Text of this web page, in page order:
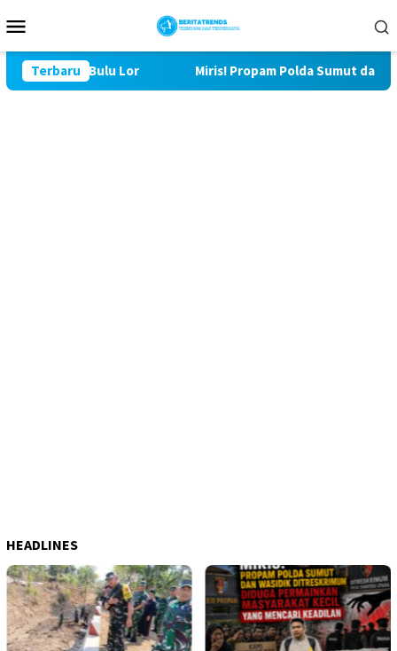
ke
Mobile
Terbaru
ke 129 Bulu Lor Miris! Propam Polda Sumut dan
HEADLINES